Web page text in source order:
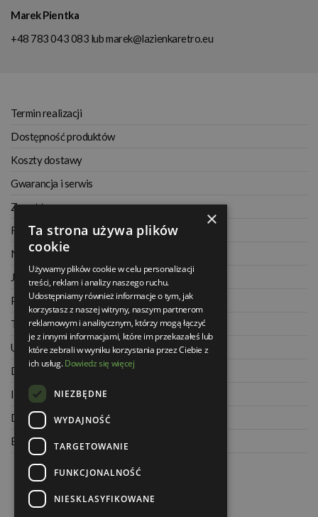
Marek Pientka
+48 783 043 083 lubmarek@lazienkaretro.eu
Termin realizacji
Dostępność produktów
Koszty dostawy
Gwarancja i serwis
Zwrot towaru
Regulamin
Najczęściej zadawane pytania
Jak kupować na raty
Polityka prywatności
Twoje zamówienia
Ustawienia konta
Dane kontaktowe
Informacje o firmie
Dla architektów
Blog
×
Ta strona używa plików
cookie
Używamy plików cookie w celu personalizacji
treści, reklam i analizy naszego ruchu.
Udostępniamy również informacje o tym, jak
korzystasz z naszej witryny, naszym partnerom
reklamowym i analitycznym, którzy mogą łączyć
je z innymi informacjami, które im przekazałeś lub
które zebrali w wyniku korzystania przez Ciebie z
ich usług.Dowiedz się więcej
NIEZBĘDNE
WYDAJNOŚĆ
TARGETOWANIE
FUNKCJONALNOŚĆ
NIESKLASYFIKOWANE